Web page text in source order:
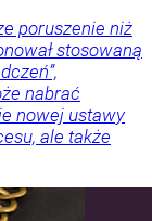
poruszenie niż
stosowaną
nabrać
nowej ustawy
ale także